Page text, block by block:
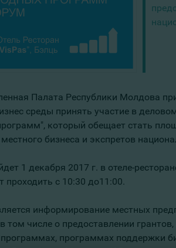
Палата Республики Молдова
среды принять участие в
который обещает стать
бизнеса и экспретов
1 декабря 2017 г. в отеле-
проходить с 10:30 до11:00.
информирование местных
том числе о предоставлении
программах поддержки